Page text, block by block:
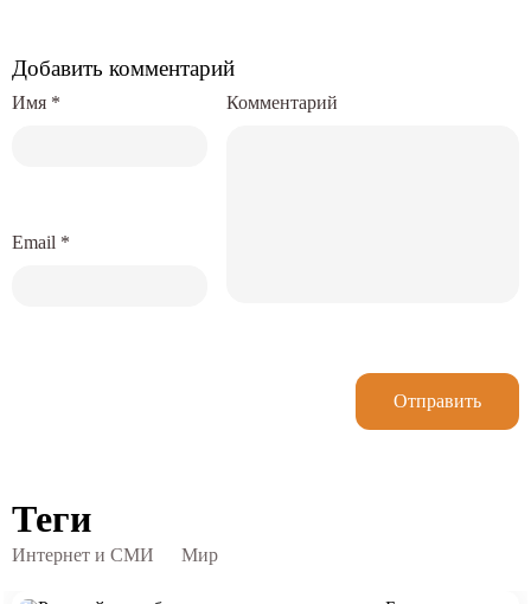
Добавить комментарий
Комментарий
Имя *
Email *
Отправить
Теги
Интернет и СМИ Мир